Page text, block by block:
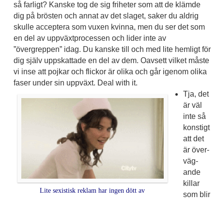
så farligt? Kanske tog de sig friheter som att de klämde
dig på brösten och annat av det slaget, saker du aldrig
skulle acceptera som vuxen kvinna, men du ser det som
en del av uppväxtprocessen och lider inte av
”övergreppen” idag. Du kanske till och med lite hemligt för
dig själv uppskattade en del av dem. Oavsett vilket måste
vi inse att pojkar och flickor är olika och går igenom olika
faser under sin uppväxt. Deal with it.
Lite sexistisk reklam har ingen dött av
Tja, det
är väl
inte så
konstigt
att det
är över­
väg­
ande
killar
som blir